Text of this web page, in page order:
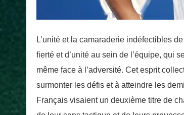
L’unité et la camaraderie indéfectibles
fierté et d’unité au sein de l’équipe, qui
même face à l’adversité. Cet esprit
surmonter les défis et à atteindre les
Français visaient un deuxième titre de